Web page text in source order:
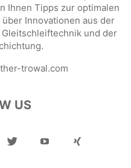
Ihnen Tipps zur optimalen
Innovationen aus der
und der
trowal.com
US